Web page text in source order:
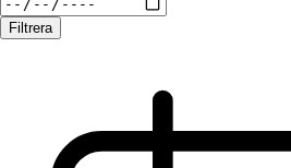
Filtrera